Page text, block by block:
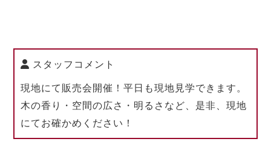
用途地域
建ぺい率 60%
接道 西側5.4m
スタッフコメント
現地にて販売会開催！平日も現地見学できます。
木の香り・空間の広さ・明るさなど、是非、現地
にてお確かめください！